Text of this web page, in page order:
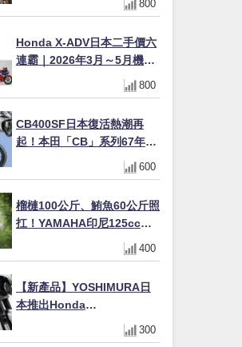
售價98萬100日圓
800
Honda X-ADV日本二手價六
連霸｜2026年3月～5月機車
轉售排行榜 CBR1000RR-R
FIREBLADE SP首度躋身前
800
CB400SF日本復活熱潮再
起！本田「CB」系列67年傳
奇解密 與CBR差異一次搞懂
600
榴槤100公斤、鮪魚60公斤照
扛！YAMAHA印尼125cc速
克達Gear Ultima 2740公里
耐操實測
400
【新產品】YOSHIMURA日
本推出Honda
CB1000F/CB1000 HORNET
專用水箱護網，六角網紋設
300